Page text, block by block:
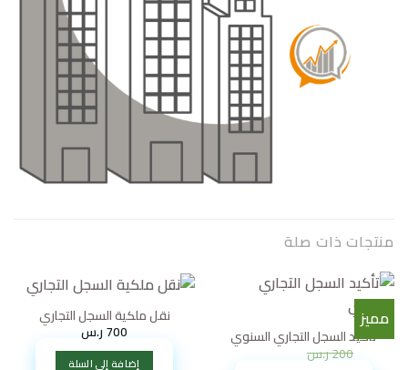
منتجات ذات صلة
مميز
تأكيد السجل التجاري السنوي
200ر.س السعر
150 السعر
نقل ملكية السجل التجاري
700ر.س
إضافة إلى السلة